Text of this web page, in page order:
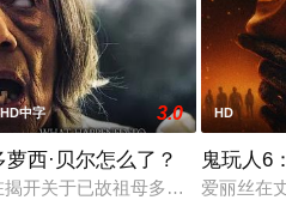
认识的富有男友。她很快发现
HD中字 3.0
萝西·贝尔怎么了？
揭开关于已故祖母多萝西·贝尔的
HD
鬼玩人6
爱丽丝在